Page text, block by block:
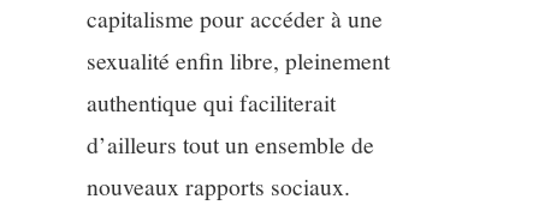
capitalisme pour accéder à une
sexualité enfin libre, pleinement
authentique qui faciliterait
d’ailleurs tout un ensemble de
nouveaux rapports sociaux.